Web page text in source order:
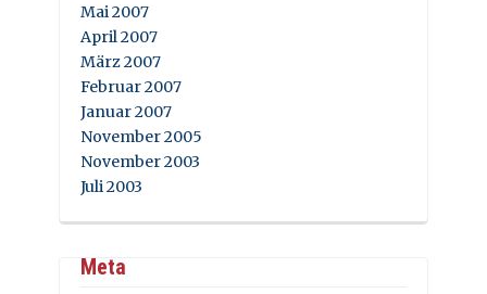
Mai 2007
April 2007
März 2007
Februar 2007
Januar 2007
November 2005
November 2003
Juli 2003
Meta